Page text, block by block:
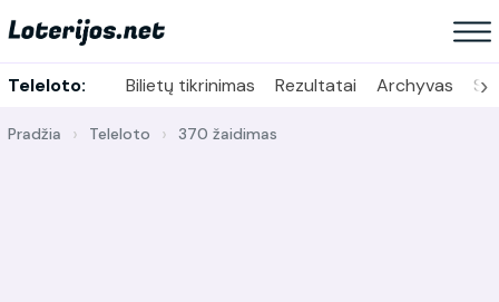
Teleloto: Bilietų tikrinimas Rezultatai Archyvas ›
Pradžia Teleloto 370 žaidimas